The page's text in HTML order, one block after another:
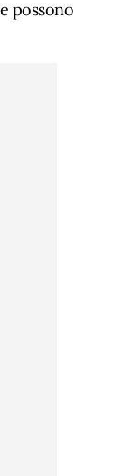
possono